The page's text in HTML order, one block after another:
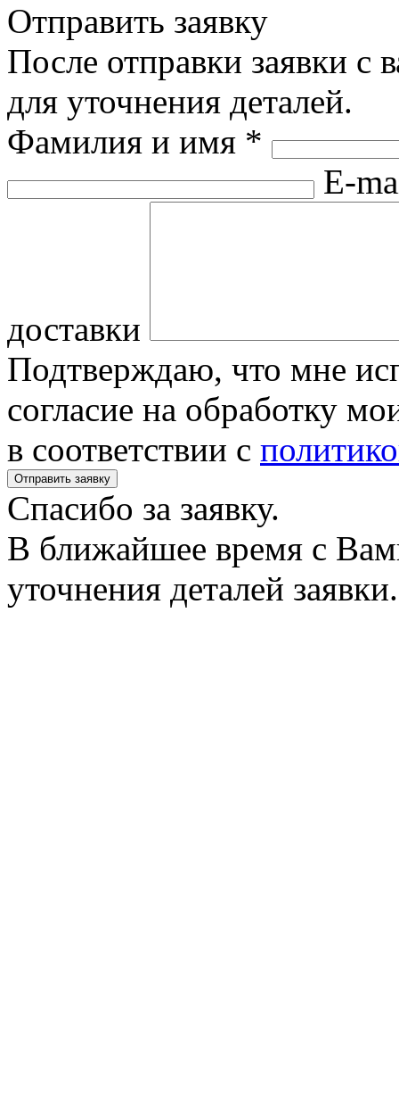
Отправить заявку
После отправки заявки с
для уточнения деталей.
Фамилия и имя *
E-
доставки
Подтверждаю, что мне
согласие на обработку
в соответствии с
Спасибо за заявку.
В ближайшее время с
уточнения деталей заявки.